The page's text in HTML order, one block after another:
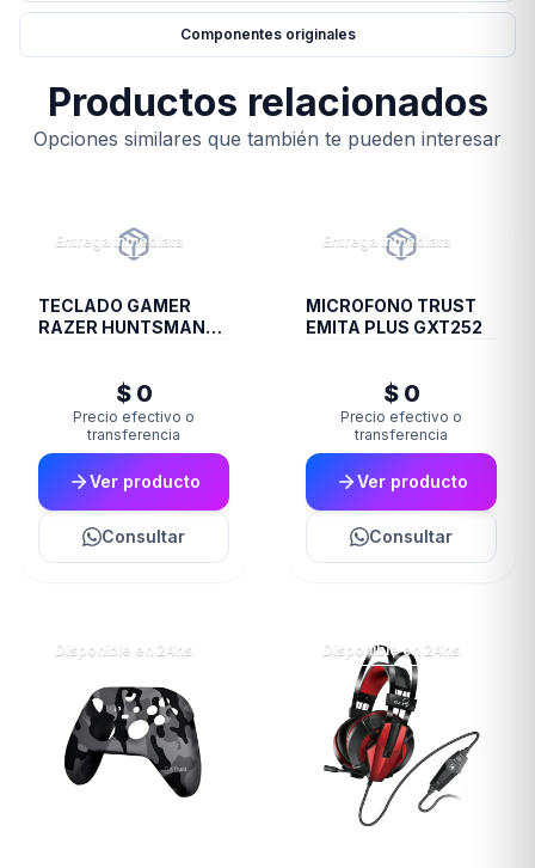
Componentes originales
Productos relacionados
Opciones similares que también te pueden interesar
Entrega inmediata
TECLADO GAMER
RAZER HUNTSMAN
$ 0
Precio efectivo o
transferencia
Ver producto
Consultar
Entrega inmediata
MICROFONO TRUST
EMITA PLUS GXT252
$ 0
Precio efectivo o
transferencia
Ver producto
Consultar
Disponible en 24hs Disponible en 24hs